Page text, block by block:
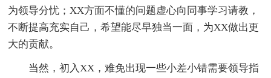
为领导分忧；XX方面不懂的问题虚心向同事学习请教，
不断提高充实自己，希望能尽早独当一面，为XX做出更
大的贡献。
当然，初入XX，难免出现一些小差小错需要领导指